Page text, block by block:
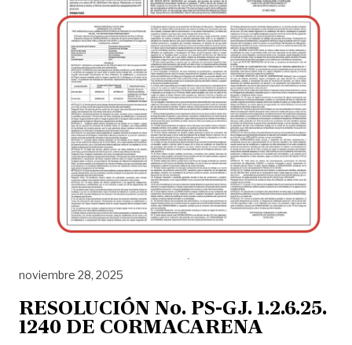
noviembre 28, 2025
RESOLUCIÓN No. PS-GJ. 1.2.6.25.
1240 DE CORMACARENA